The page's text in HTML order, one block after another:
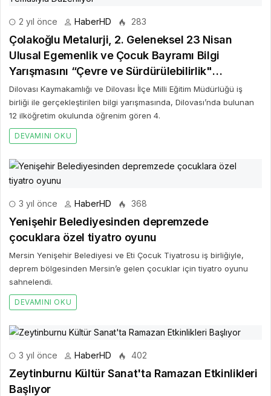
2 yıl önce HaberHD 283
Çolakoğlu Metalurji, 2. Geleneksel 23 Nisan
Ulusal Egemenlik ve Çocuk Bayramı Bilgi
Yarışmasını “Çevre ve Sürdürülebilirlik"
Temasıyla Düzenliyor
Dilovası Kaymakamlığı ve Dilovası İlçe Milli Eğitim Müdürlüğü iş
birliği ile gerçekleştirilen bilgi yarışmasında, Dilovası’nda bulunan
12 ilköğretim okulunda öğrenim gören 4.
DEVAMINI OKU
3 yıl önce HaberHD 368
Yenişehir Belediyesinden depremzede
çocuklara özel tiyatro oyunu
Mersin Yenişehir Belediyesi ve Eti Çocuk Tiyatrosu iş birliğiyle,
deprem bölgesinden Mersin’e gelen çocuklar için tiyatro oyunu
sahnelendi.
DEVAMINI OKU
3 yıl önce HaberHD 402
Zeytinburnu Kültür Sanat'ta Ramazan Etkinlikleri
Başlıyor